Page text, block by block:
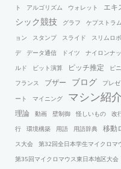
ト
アルゴリズム ウォレット エキ
シック競技
グラフ ケプストラム
ョン
スタンプ スライド スリムロ
デ
データ通信 ドイツ ナイロンナ
ルド
ビット演算 ピッチ推定 ピ
フランス
ブザー ブログ プレ
ート
マイニング マシン紹介
理論
動画 壁制御 怪しいもの 改
行
環境構築 用語 用語辞典 移動
ス大会
第32回全日本学生マイクロマ
第35回マイクロマウス東日本地区大会